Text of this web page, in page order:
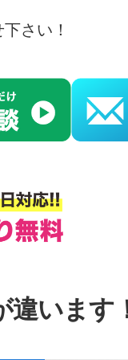
さい！
違います